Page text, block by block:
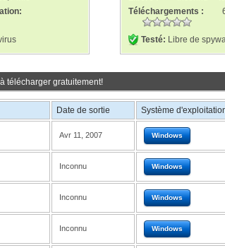
Téléchargements :
Testé: Libre de
à télécharger gratuitement!
Date de sortie Système
Avr 11, 2007 Windows
Inconnu Windows
Inconnu Windows
Inconnu Windows